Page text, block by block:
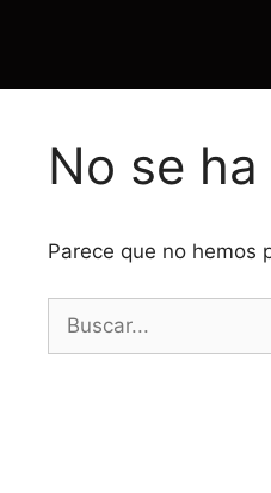
No se
Parece que no hemos